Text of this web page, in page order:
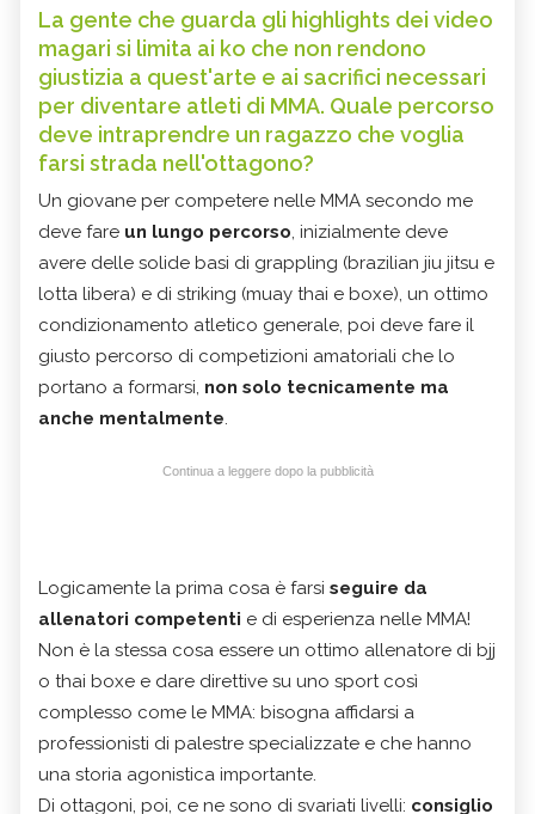
La gente che guarda gli highlights dei video
magari si limita ai ko che non rendono
giustizia a quest'arte e ai sacrifici necessari
per diventare atleti di MMA. Quale percorso
deve intraprendre un ragazzo che voglia
farsi strada nell'ottagono?
Un giovane per competere nelle MMA secondo me
deve fare un lungo percorso, inizialmente deve
avere delle solide basi di grappling (brazilian jiu jitsu e
lotta libera) e di striking (muay thai e boxe), un ottimo
condizionamento atletico generale, poi deve fare il
giusto percorso di competizioni amatoriali che lo
portano a formarsi, non solo tecnicamente ma
anche mentalmente.
Continua a leggere dopo la pubblicità
Logicamente la prima cosa è farsi seguire da
allenatori competenti e di esperienza nelle MMA!
Non è la stessa cosa essere un ottimo allenatore di bjj
o thai boxe e dare direttive su uno sport così
complesso come le MMA: bisogna affidarsi a
professionisti di palestre specializzate e che hanno
una storia agonistica importante.
Di ottagoni, poi, ce ne sono di svariati livelli: consiglio